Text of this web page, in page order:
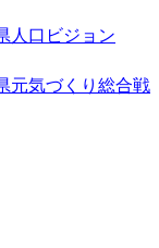
人口ビジョン
元気づくり総合戦